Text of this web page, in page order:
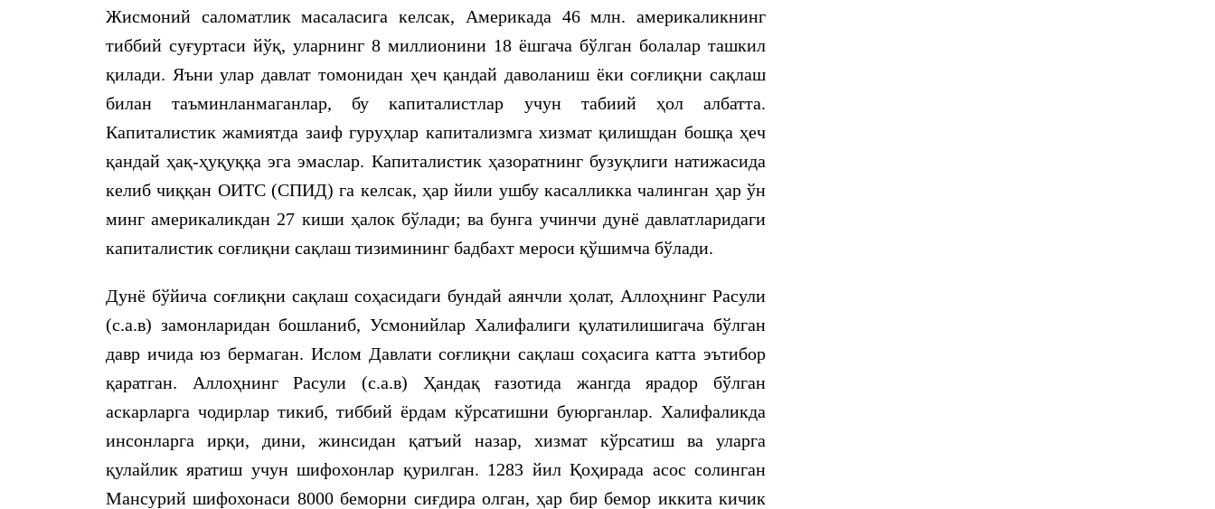
Жисмоний саломатлик масаласига келсак, Америкада 46 млн. америкаликнинг
тиббий суғуртаси йўқ, уларнинг 8 миллионини 18 ёшгача бўлган болалар ташкил
қилади. Яъни улар давлат томонидан ҳеч қандай даволаниш ёки соғлиқни сақлаш
билан таъминланмаганлар, бу капиталистлар учун табиий ҳол албатта.
Капиталистик жамиятда заиф гуруҳлар капитализмга хизмат қилишдан бошқа ҳеч
қандай ҳақ-ҳуқуққа эга эмаслар. Капиталистик ҳазоратнинг бузуқлиги натижасида
келиб чиққан ОИТС (СПИД) га келсак, ҳар йили ушбу касалликка чалинган ҳар ўн
минг америкаликдан 27 киши ҳалок бўлади; ва бунга учинчи дунё давлатларидаги
капиталистик соғлиқни сақлаш тизимининг бадбахт мероси қўшимча бўлади.
Дунё бўйича соғлиқни сақлаш соҳасидаги бундай аянчли ҳолат, Аллоҳнинг Расули
(с.а.в) замонларидан бошланиб, Усмонийлар Халифалиги қулатилишигача бўлган
давр ичида юз бермаган. Ислом Давлати соғлиқни сақлаш соҳасига катта эътибор
қаратган. Аллоҳнинг Расули (с.а.в) Ҳандақ ғазотида жангда ярадор бўлган
аскарларга чодирлар тикиб, тиббий ёрдам кўрсатишни буюрганлар. Халифаликда
инсонларга ирқи, дини, жинсидан қатъий назар, хизмат кўрсатиш ва уларга
қулайлик яратиш учун шифохонлар қурилган. 1283 йил Қоҳирада асос солинган
Мансурий шифохонаси 8000 беморни сиғдира олган, ҳар бир бемор иккита кичик